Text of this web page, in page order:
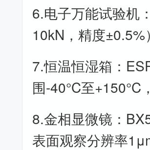
6.电子万能试验机
10kN，精度±0.5%）
7.恒温恒湿箱：
围-40°C至
8.金相显微镜：
表面观察分辨率